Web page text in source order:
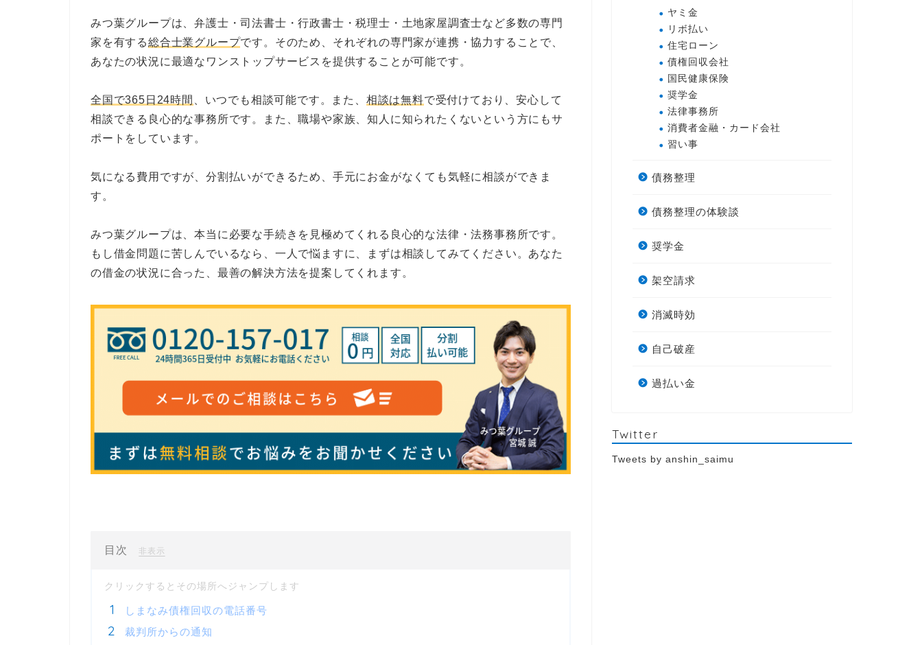
みつ葉グループは、弁護士・司法書士・行政書士・税理士・土地家屋調査士など多数の専門
家を有する総合士業グループです。そのため、それぞれの専門家が連携・協力することで、
あなたの状況に最適なワンストップサービスを提供することが可能です。
全国で365日24時間 、いつでも相談可能です。また、 相談は無料で受付けており、安心して
相談できる良心的な事務所です。また、職場や家族、知人に知られたくないという方にもサ
ポートをしています。
気になる費用ですが、分割払いができるため、手元にお金がなくても気軽に相談ができま
す。
みつ葉グループは、本当に必要な手続きを見極めてくれる良心的な法律・法務事務所です。
もし借金問題に苦しんでいるなら、一人で悩ますに、まずは相談してみてください。あなた
の借金の状況に合った、最善の解決方法を提案してくれます。
目次 非表示
しまなみ債権回収の電話番号
裁判所からの通知
ヤミ金
リボ払い
住宅ローン
債権回収会社
国民健康保険
奨学金
法律事務所
消費者金融・カード会社
習い事
債務整理
債務整理の体験談
奨学金
架空請求
消滅時効
自己破産
過払い金
Twitter
Tweets by anshin_saimu